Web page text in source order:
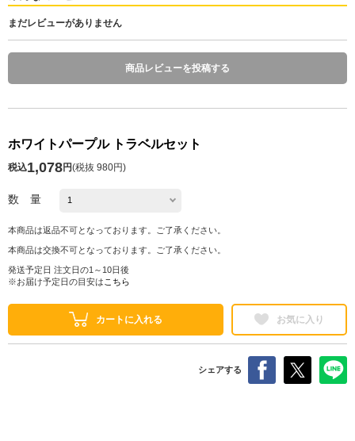
まだレビューがありません
商品レビューを投稿する
ホワイトパープル トラベルセット
税込1,078円(税抜 980円)
数 量
本商品は返品不可となっております。ご了承ください。
本商品は交換不可となっております。ご了承ください。
発送予定日 注文日の1～10日後
※お届け予定日の目安は こちら
カートに入れる お気に入り
シェアする